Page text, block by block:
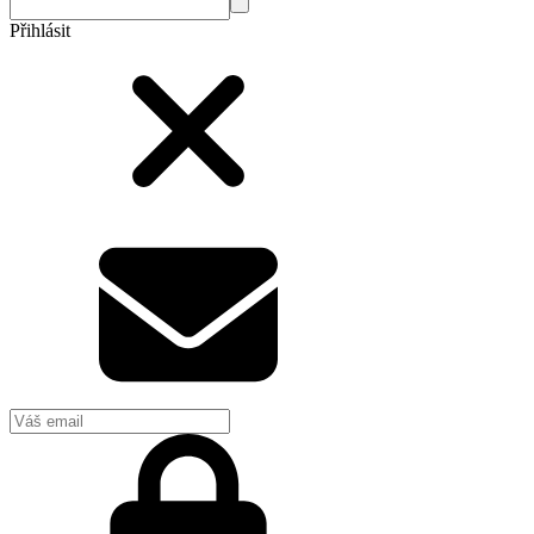
Přihlásit